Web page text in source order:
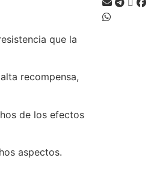
que la
recompensa,
de los efectos
aspectos.